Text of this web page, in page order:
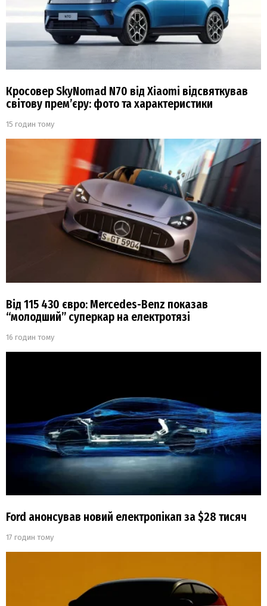
Кросовер SkyNomad N70 від Xiaomi відсвяткував
світову прем’єру: фото та характеристики
15 годин тому
Від 115 430 євро: Mercedes-Benz показав
“молодший” суперкар на електротязі
16 годин тому
Ford анонсував новий електропікап за $28 тисяч
17 годин тому